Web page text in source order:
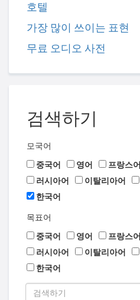
호텔
가장 많이 쓰이는 표현
무료 오디오 사전
검색하기
모국어
중국어
영어 프랑스어
러시아어
이탈리아어
한국어
목표어
중국어
영어 프랑스어
러시아어
이탈리아어
한국어